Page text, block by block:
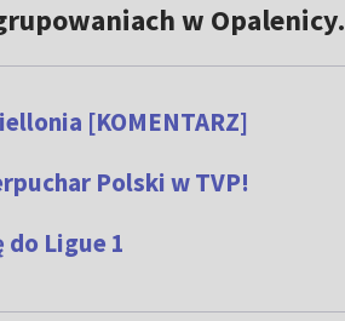
w Opalenicy.
[KOMENTARZ]
Polski w TVP!
do Ligue 1